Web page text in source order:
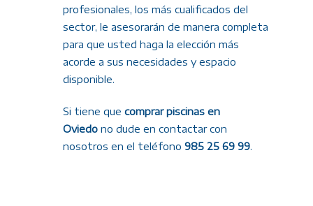
profesionales, los más cualificados del
sector, le asesorarán de manera completa
para que usted haga la elección más
acorde a sus necesidades y espacio
disponible.
Si tiene que comprar piscinas en
Oviedono dude en contactar con
nosotros en el teléfono 985 25 69 99.